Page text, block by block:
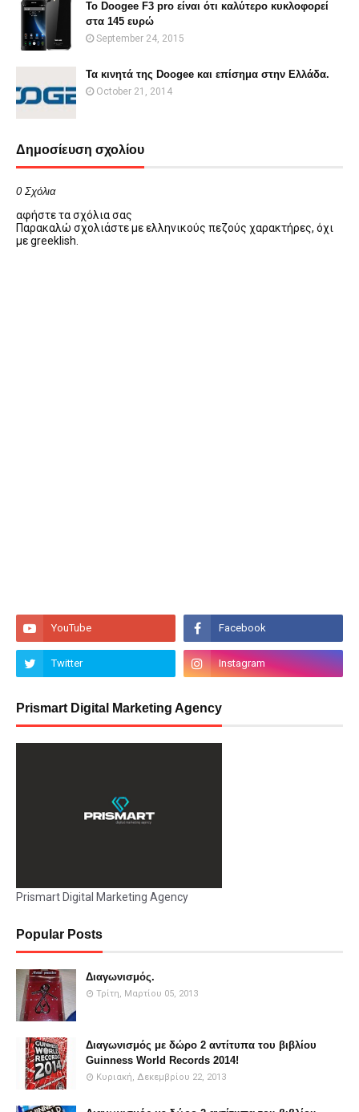
Το Doogee F3 pro είναι ότι καλύτερο κυκλοφορεί
στα 145 ευρώ
September 24, 2015
Τα κινητά της Doogee και επίσημα στην Ελλάδα.
October 21, 2014
Δημοσίευση σχολίου
0 Σχόλια
αφήστε τα σχόλια σας
Παρακαλώ σχολιάστε με ελληνικούς πεζούς χαρακτήρες, όχι
με greeklish.
Prismart Digital Marketing Agency
Prismart Digital Marketing Agency
Popular Posts
Διαγωνισμός.
Τρίτη, Μαρτίου 05, 2013
Διαγωνισμός με δώρο 2 αντίτυπα του βιβλίου
Guinness World Records 2014!
Κυριακή, Δεκεμβρίου 22, 2013